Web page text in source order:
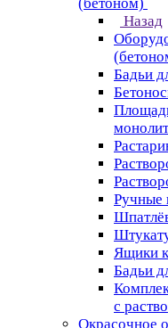
Назад
Бадьи
Ручные
Ящики
Бадьи
с
Окрасочное